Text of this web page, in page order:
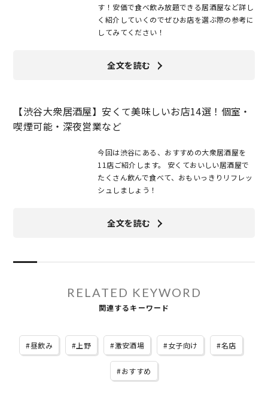
す！安価で食べ飲み放題できる居酒屋など詳し
く紹介していくのでぜひお店を選ぶ際の参考に
してみてください！
全文を読む
【渋谷大衆居酒屋】安くて美味しいお店14選！個室・
喫煙可能・深夜営業など
今回は渋谷にある、おすすめの大衆居酒屋を
11店ご紹介します。 安くておいしい居酒屋で
たくさん飲んで食べて、おもいっきりリフレッ
シュしましょう！
全文を読む
RELATED KEYWORD
関連するキーワード
昼飲み 上野 激安酒場 女子向け 名店
おすすめ